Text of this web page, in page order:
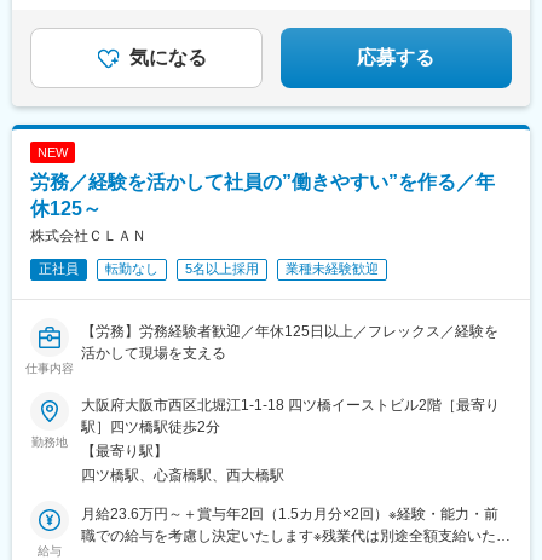
気になる 応募する
NEW
労務／経験を活かして社員の”働きやすい”を作る／年
休125～
株式会社ＣＬＡＮ
正社員 転勤なし 5名以上採用 業種未経験歓迎
仕事内容
【労務】労務経験者歓迎／年休125日以上／フレックス／経験を
活かして現場を支える
勤務地
大阪府大阪市西区北堀江1-1-18 四ツ橋イーストビル2階［最寄り
駅］四ツ橋駅徒歩2分
【最寄り駅】
四ツ橋駅、心斎橋駅、西大橋駅
給与
月給23.6万円～＋賞与年2回（1.5カ月分×2回）※経験・能力・前
職での給与を考慮し決定いたします※残業代は別途全額支給いたし